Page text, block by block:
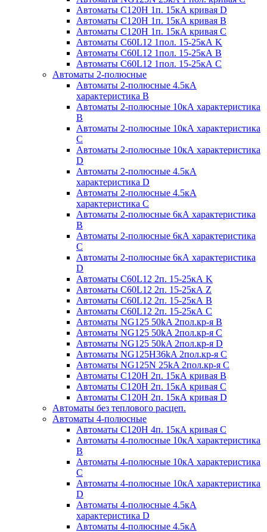
Автоматы С120H 1п. 15кА кривая D
Автоматы С120H 1п. 15кА кривая В
Автоматы С120H 1п. 15кА кривая С
Автоматы С60L12 1пол. 15-25кА K
Автоматы С60L12 1пол. 15-25кА В
Автоматы С60L12 1пол. 15-25кА С
Автоматы 2-полюсные
Автоматы 2-полюсные 4.5кА
характеристика В
Автоматы 2-полюсные 10кА характеристика
B
Автоматы 2-полюсные 10кА характеристика
C
Автоматы 2-полюсные 10кА характеристика
D
Автоматы 2-полюсные 4.5кА
характеристика D
Автоматы 2-полюсные 4.5кА
характеристика С
Автоматы 2-полюсные 6кА характеристика
B
Автоматы 2-полюсные 6кА характеристика
C
Автоматы 2-полюсные 6кА характеристика
D
Автоматы C60L12 2п. 15-25кА K
Автоматы C60L12 2п. 15-25кА Z
Автоматы C60L12 2п. 15-25кА B
Автоматы C60L12 2п. 15-25кА C
Автоматы NG125 50kA 2пол.кр-я B
Автоматы NG125 50kA 2пол.кр-я C
Автоматы NG125 50kA 2пол.кр-я D
Автоматы NG125H36kA 2пол.кр-я C
Автоматы NG125N 25kA 2пол.кр-я C
Автоматы С120H 2п. 15кА кривая B
Автоматы С120H 2п. 15кА кривая C
Автоматы С120H 2п. 15кА кривая D
Автоматы без теплового расцеп.
Автоматы 4-полюсные
Автоматы С120H 4п. 15кА кривая C
Автоматы 4-полюсные 10кА характеристика
B
Автоматы 4-полюсные 10кА характеристика
C
Автоматы 4-полюсные 10кА характеристика
D
Автоматы 4-полюсные 4.5кА
характеристика D
Автоматы 4-полюсные 4.5кА